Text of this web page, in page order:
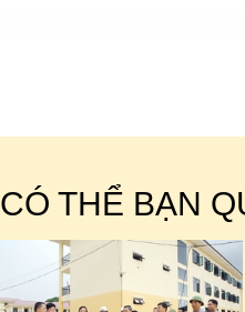
CÓ THỂ BẠN